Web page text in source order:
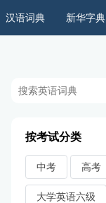
新华字典
汉语词典
按考试分类
中考 高考
大学英语六级